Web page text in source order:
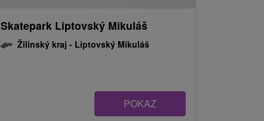
Skatepark Liptovský Mikuláš
Žilinský kraj - Liptovský Mikuláš
POKAZ